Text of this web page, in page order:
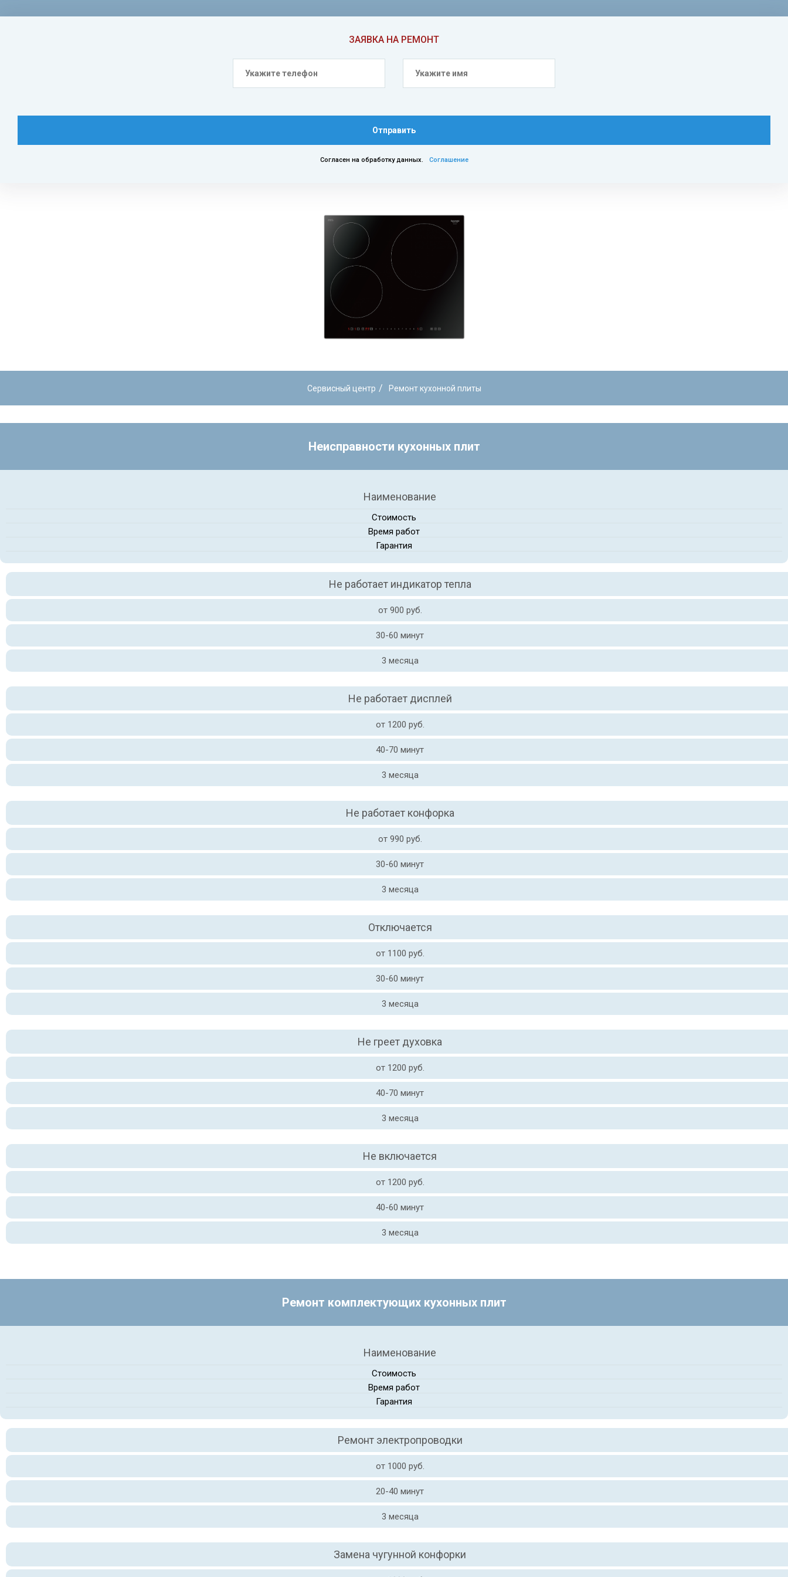
ЗАЯВКА НА РЕМОНТ
Отправить
Согласен на обработку данных. Соглашение
Сервисный центр / Ремонт кухонной плиты
Неисправности кухонных плит
Наименование
Стоимость
Время работ
Гарантия
Не работает индикатор тепла
от 900 руб.
30-60 минут
3 месяца
Не работает дисплей
от 1200 руб.
40-70 минут
3 месяца
Не работает конфорка
от 990 руб.
30-60 минут
3 месяца
Отключается
от 1100 руб.
30-60 минут
3 месяца
Не греет духовка
от 1200 руб.
40-70 минут
3 месяца
Не включается
от 1200 руб.
40-60 минут
3 месяца
Ремонт комплектующих кухонных плит
Наименование
Стоимость
Время работ
Гарантия
Ремонт электропроводки
от 1000 руб.
20-40 минут
3 месяца
Замена чугунной конфорки